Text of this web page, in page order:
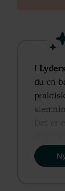
I
du en
Det er
og